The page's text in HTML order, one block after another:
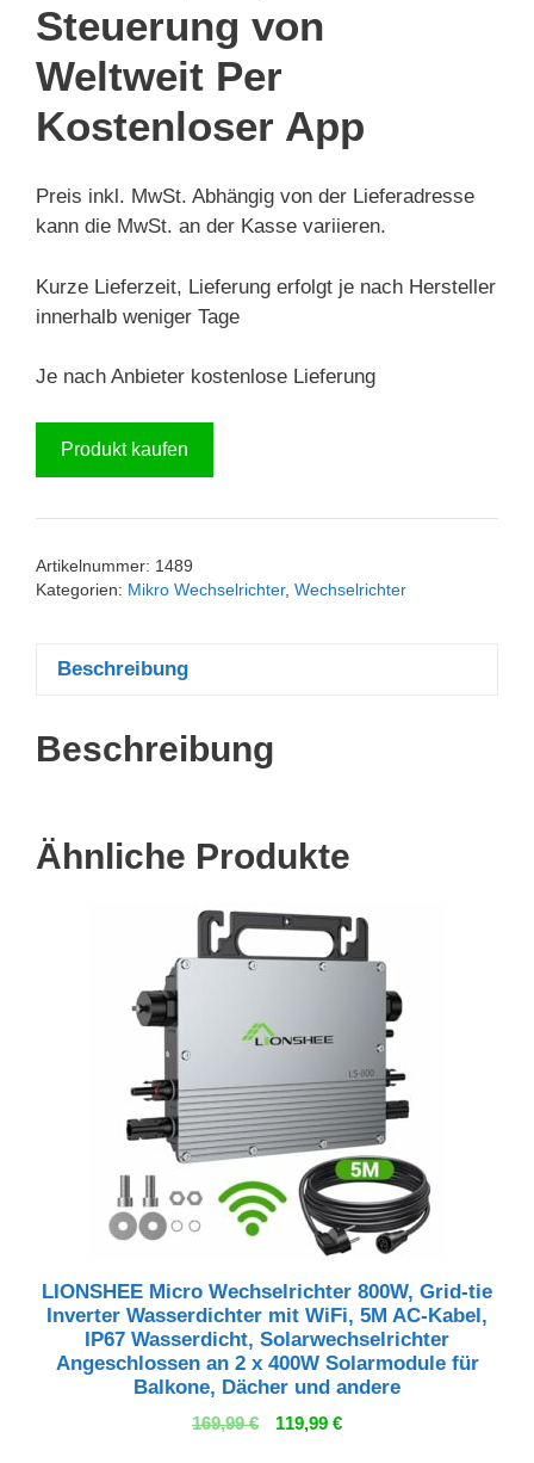
Steuerung von
Weltweit Per
Kostenloser App
Preis inkl. MwSt. Abhängig von der Lieferadresse
kann die MwSt. an der Kasse variieren.
Kurze Lieferzeit, Lieferung erfolgt je nach Hersteller
innerhalb weniger Tage
Je nach Anbieter kostenlose Lieferung
Produkt kaufen
Artikelnummer: 1489
Kategorien: Mikro Wechselrichter, Wechselrichter
Beschreibung
Beschreibung
Ähnliche Produkte
LIONSHEE Micro Wechselrichter 800W, Grid-tie
Inverter Wasserdichter mit WiFi, 5M AC-Kabel,
IP67 Wasserdicht, Solarwechselrichter
Angeschlossen an 2 x 400W Solarmodule für
Balkone, Dächer und andere
169,99€
Ursprünglicher
119,99 €Aktueller